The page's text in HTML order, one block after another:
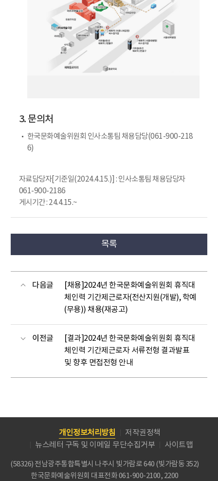
3. 문의처
한국문화예술위원회 인사소통팀 채용담당(061-900-218
6)
자료담당자[기준일(2024.4.15.)] : 인사소통팀 채용담당자
061-900-2186
게시기간 : 24.4.15.~
목록
다음글
[채용]2024년 한국문화예술위원회 휴직대
체인력 기간제근로자(전산지원(개발), 학예
(무용)) 채용(재공고)
이전글
[결과]2024년 한국문화예술위원회 휴직대
체인력 기간제근로자 서류전형 결과발표
및 향후 면접전형 안내
개인정보처리방침
저작권정책
뉴스레터 구독 및 이메일 무단수집거부
사이트맵
(58326) 전남광주통합특별시 나주시 빛가람로 640 (빛가람동 352)
한국문화예술위원회 대표전화 061-900-2100, 2200